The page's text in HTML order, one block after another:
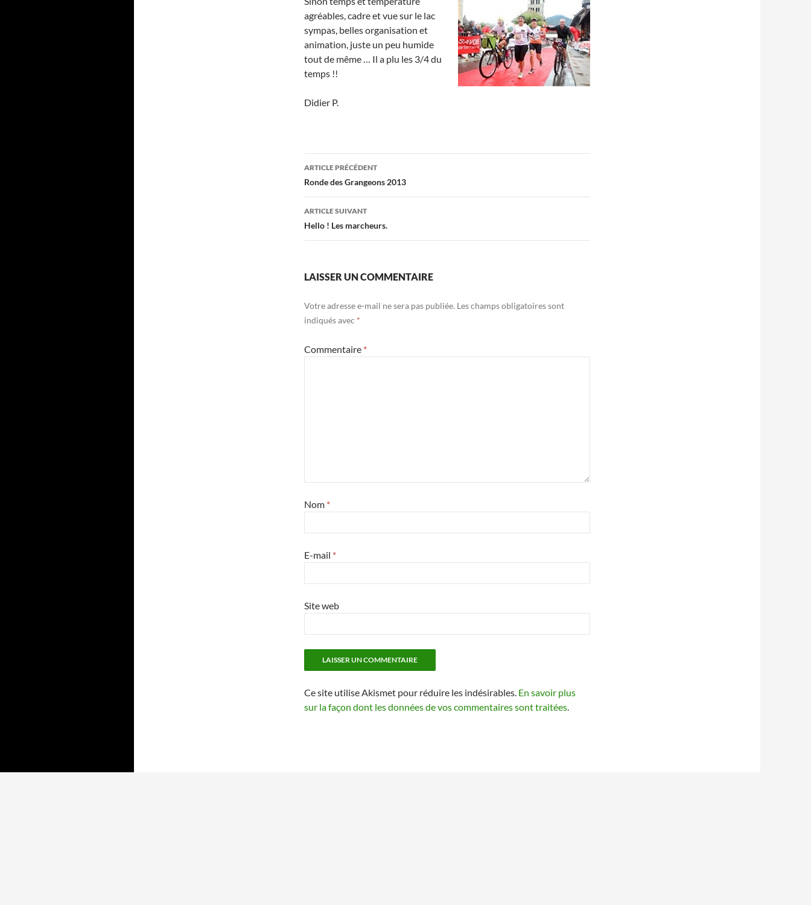
agréables, cadre et vue sur le lac
sympas, belles organisation et
animation, juste un peu humide
tout de même … Il a plu les 3/4 du
temps !!
Didier P.
Navigation
des
articles
ARTICLE PRÉCÉDENT
Ronde des Grangeons 2013
ARTICLE SUIVANT
Hello ! Les marcheurs.
LAISSER UN COMMENTAIRE
Votre adresse e-mail ne sera pas publiée. Les champs obligatoires sont
indiqués avec *
Commentaire *
Nom *
E-mail *
Site web
Ce site utilise Akismet pour réduire les indésirables. En savoir plus
sur la façon dont les données de vos commentaires sont traitées.